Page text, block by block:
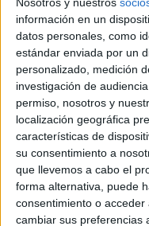
información en un
datos personales, como
estándar enviada por un
personalizado, medición
investigación de
permiso, nosotros y
localización geográfica
características de
su consentimiento a
que llevemos a cabo el
forma alternativa, puede
consentimiento o
cambiar sus preferencias
que importa, esforzarse
decidir nuestro futuro,
ahora nos marcará un
Mi vida hasta acabar
estresante, día sí y día
repasar, y debates con
preguntarían... Cuando
aprobado, el cuerpo se te
ha acabado la etapa,
P.A.E.G.Antes de
consejos de gente para
iba a encontrar. Tengo
fueron exageradas, y